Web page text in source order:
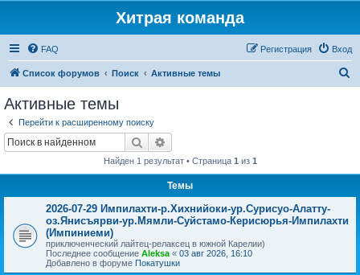
Хитрая команда
FAQ Вход
Регистрация
Список форумов Поиск Активные темы
Активные темы
Перейти к расширенному поиску
Поиск
Найден 1 результат • Страница 1 из 1
Темы
2026-07-29 Импилахти-р.Хихнийоки-ур.Сурисуо-Алатту-
оз.Янисъярви-ур.Мямли-Суйстамо-Керисюрья-Импилахти
(Импиниеми)
приключенческий лайтец-релаксец в южной Карелии)
Последнее сообщение Aleksa « 03 авг 2026, 16:10
Добавлено в форуме Покатушки